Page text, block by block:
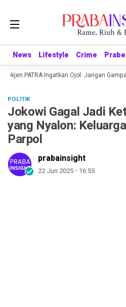
News Lifestyle Crime
News Lifestyle Crime
PATRA Ingatkan Ojol: Jangan
POLITIK
Jokowi Gagal Jadi
yang Nyalon:
Parpol
prabainsight
22 Jun 2025 - 16:55